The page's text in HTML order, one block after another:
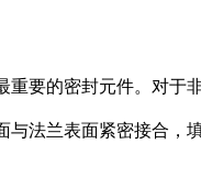
重要的密封元件。对于
与法兰表面紧密接合，